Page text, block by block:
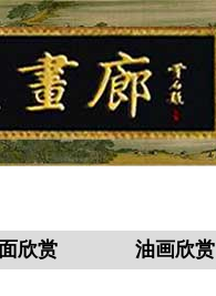
欣赏 油画欣赏